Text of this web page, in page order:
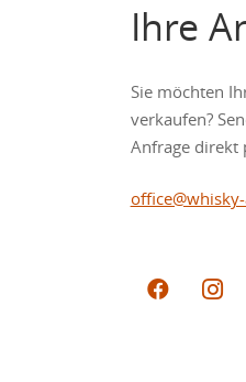
Ihre
Sie möchten
verkaufen?
Anfrage direkt